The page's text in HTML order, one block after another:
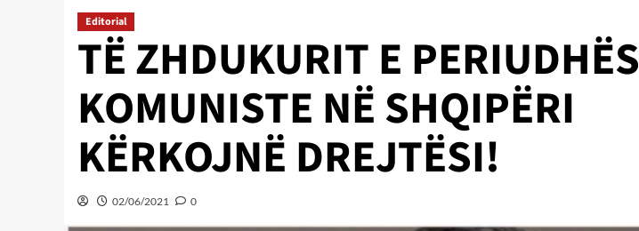
Editorial
TË ZHDUKURIT E PERIUDHËS
KOMUNISTE NË SHQIPËRI
KËRKOJNË DREJTËSI!
02/06/2021 0